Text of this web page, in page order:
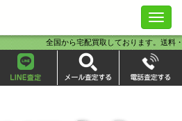
全国から宅配買取しております。送料・
ナ
ビ